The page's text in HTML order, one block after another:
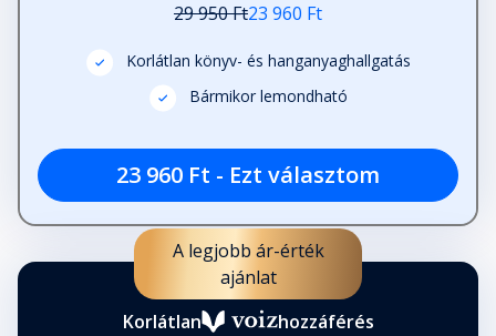
29 950 Ft23 960 Ft
Korlátlan könyv- és hanganyaghallgatás
Bármikor lemondható
23 960 Ft - Ezt választom
A legjobb ár-érték
ajánlat
Korlátlan
hozzáférés